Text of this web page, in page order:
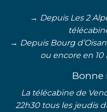
→ Depuis Les 2
→ Depuis Bourg
ou encore en
Bonne
La télécabine de
22h30 tous les jeudis